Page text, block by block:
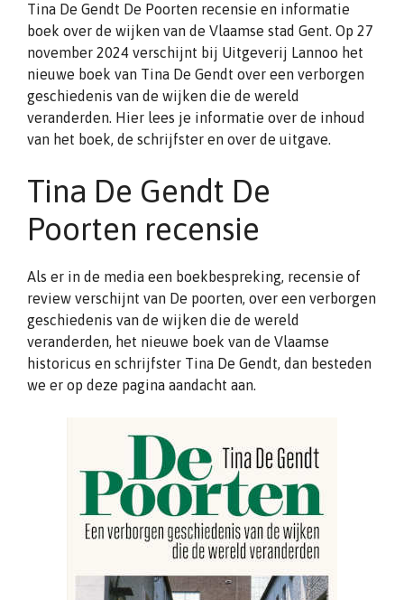
Tina De Gendt De Poorten recensie en informatie
boek over de wijken van de Vlaamse stad Gent. Op 27
november 2024 verschijnt bij Uitgeverij Lannoo het
nieuwe boek van Tina De Gendt over een verborgen
geschiedenis van de wijken die de wereld
veranderden. Hier lees je informatie over de inhoud
van het boek, de schrijfster en over de uitgave.
Tina De Gendt De
Poorten recensie
Als er in de media een boekbespreking, recensie of
review verschijnt van De poorten, over een verborgen
geschiedenis van de wijken die de wereld
veranderden, het nieuwe boek van de Vlaamse
historicus en schrijfster Tina De Gendt, dan besteden
we er op deze pagina aandacht aan.